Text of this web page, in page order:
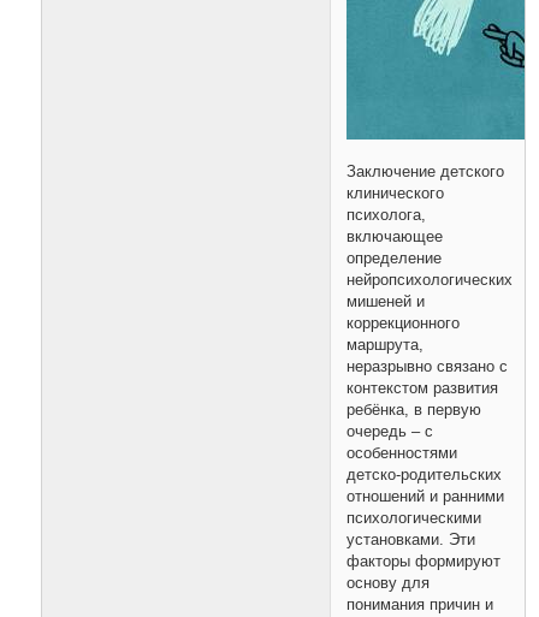
Заключение детского
клинического
психолога,
включающее
определение
нейропсихологических
мишеней и
коррекционного
маршрута,
неразрывно связано с
контекстом развития
ребёнка, в первую
очередь – с
особенностями
детско-родительских
отношений и ранними
психологическими
установками. Эти
факторы формируют
основу для
понимания причин и